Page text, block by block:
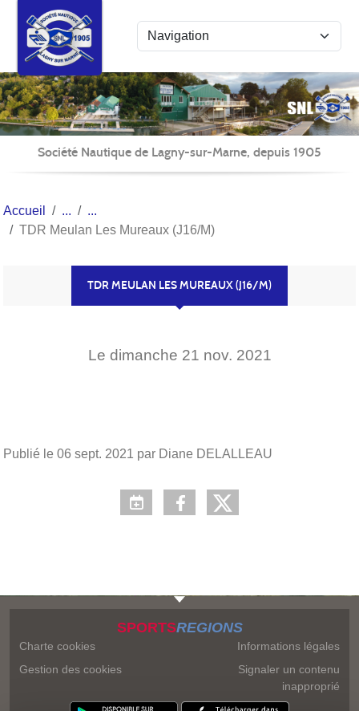
Société Nautique de Lagny-sur-Marne, depuis 1905
Accueil
TDR Meulan Les Mureaux (J16/M)
TDR MEULAN LES MUREAUX (J16/M)
Le dimanche 21 nov. 2021
Publié le 06 sept. 2021 par Diane DELALLEAU
SPORTSREGIONS
Charte cookies
Gestion des cookies
Informations légales
Signaler un contenu
inapproprié
Panneau de gestion des cookies